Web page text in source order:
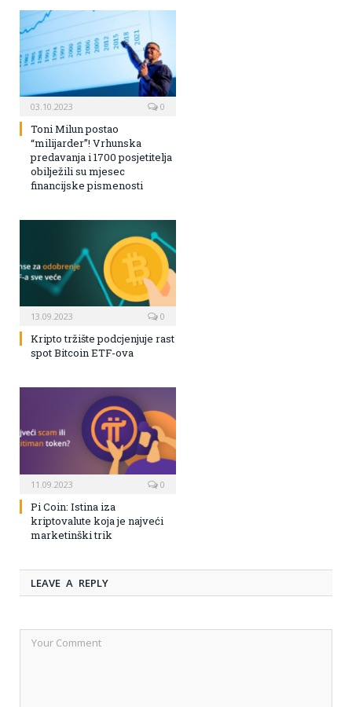
03.10.2023 0
Toni Milun postao
“milijarder”! Vrhunska
predavanja i 1700 posjetitelja
obilježili su mjesec
financijske pismenosti
13.09.2023 0
Kripto tržište podcjenjuje rast
spot Bitcoin ETF-ova
11.09.2023 0
Pi Coin: Istina iza
kriptovalute koja je najveći
marketinški trik
LEAVE A REPLY